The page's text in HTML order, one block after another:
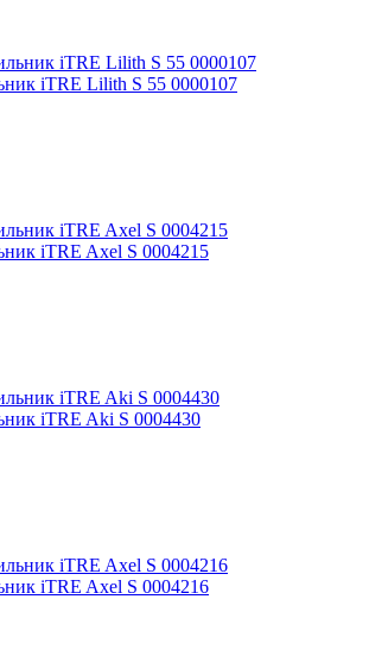
iTRE Lilith S 55 0000107
iTRE Axel S 0004215
iTRE Aki S 0004430
iTRE Axel S 0004216